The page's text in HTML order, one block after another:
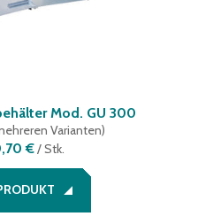
Mod. GU 300
Varianten)
€/ Stk.